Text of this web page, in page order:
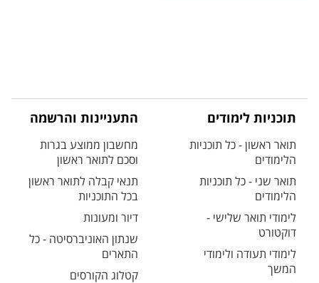
תוכניות לימודים
תואר ראשון - כל תוכניות
הלימודים
תואר שני - כל תוכניות
הלימודים
לימודי תואר שלישי -
דוקטורט
לימודי תעודה ולימודי
המשך
התעניינות והרשמה
מחשבון ממוצע בגרות
וסכם לתואר ראשון
תנאי קבלה לתואר ראשון
בכל התוכניות
דיור ומעונות
שנתון האוניברסיטה - כל
התארים
קטלוג הקורסים